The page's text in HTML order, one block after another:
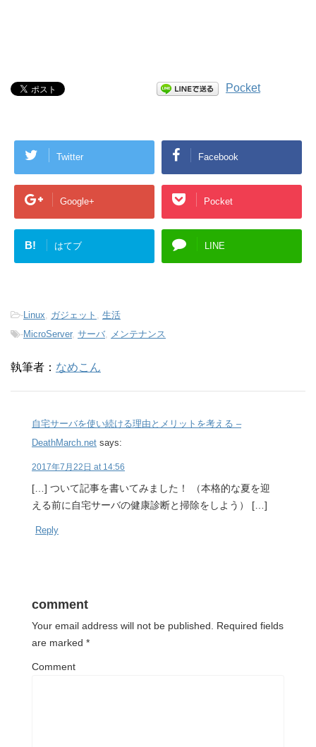
Pocket
Twitter Facebook
Google+ Pocket
B! はてブ LINE
-Linux ガジェット
生活
-MicroServer, サーバ メンテナンス
執筆者： なめこん
自宅サーバを使い続ける理由とメリットを考える –
DeathMarch.net says:
2017年7月22日 at 14:56
[…] ついて記事を書いてみました！ （本格的な夏を迎
える前に自宅サーバの健康診断と掃除をしよう） […]
Reply
comment
Your email address will not be published.
Required fields
are marked *
Comment